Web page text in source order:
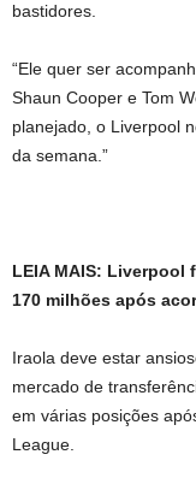
bastidores.
“Ele quer ser
Shaun Cooper e Tom
planejado, o Liverpool
da semana.”
LEIA MAIS: Liverpool
170 milhões após
Iraola deve estar
mercado de
em várias posições
League.